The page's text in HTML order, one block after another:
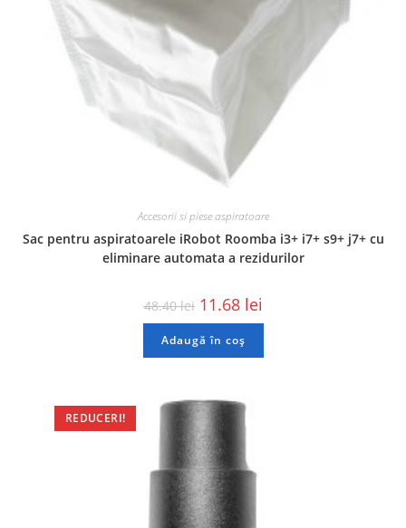
Accesorii si piese aspiratoare
Sac pentru aspiratoarele iRobot Roomba i3+ i7+ s9+ j7+ cu
eliminare automata a rezidurilor
48.40lei 11.68 lei
Adaugă în coș
REDUCERI!